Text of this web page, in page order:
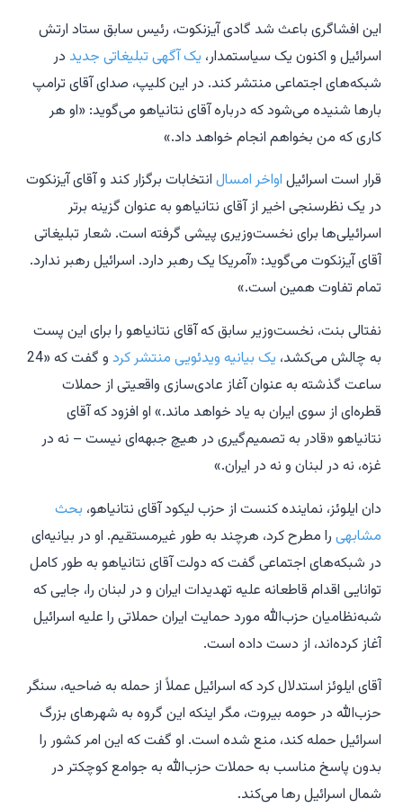
این افشاگری باعث شد گادی آیزنکوت، رئیس سابق ستاد ارتش
اسرائیل و اکنون یک سیاستمدار، یک آگهی تبلیغاتی جدید در
شبکه‌های اجتماعی منتشر کند. در این کلیپ، صدای آقای ترامپ
بارها شنیده می‌شود که درباره آقای نتانیاهو می‌گوید: «او هر
کاری که من بخواهم انجام خواهد داد.»
قرار است اسرائیل اواخر امسال انتخابات برگزار کند و آقای آیزنکوت
در یک نظرسنجی اخیر از آقای نتانیاهو به عنوان گزینه برتر
اسرائیلی‌ها برای نخست‌وزیری پیشی گرفته است. شعار تبلیغاتی
آقای آیزنکوت می‌گوید: «آمریکا یک رهبر دارد. اسرائیل رهبر ندارد.
تمام تفاوت همین است.»
نفتالی بنت، نخست‌وزیر سابق که آقای نتانیاهو را برای این پست
به چالش می‌کشد، یک بیانیه ویدئویی منتشر کرد
و گفت که «24
ساعت گذشته به عنوان آغاز عادی‌سازی واقعیتی از حملات
قطره‌ای از سوی ایران به یاد خواهد ماند.» او افزود که آقای
نتانیاهو «قادر به تصمیم‌گیری در هیچ جبهه‌ای نیست – نه در
غزه، نه در لبنان و نه در ایران.»
دان ایلوئز، نماینده کنست از حزب لیکود آقای نتانیاهو، بحث
مشابهی را مطرح کرد، هرچند به طور غیرمستقیم. او در بیانیه‌ای
در شبکه‌های اجتماعی گفت که دولت آقای نتانیاهو به طور کامل
توانایی اقدام قاطعانه علیه تهدیدات ایران و در لبنان را، جایی که
شبه‌نظامیان حزب‌الله مورد حمایت ایران حملاتی را علیه اسرائیل
آغاز کرده‌اند، از دست داده است.
آقای ایلوئز استدلال کرد که اسرائیل عملاً از حمله به ضاحیه، سنگر
حزب‌الله در حومه بیروت، مگر اینکه این گروه به شهرهای بزرگ
اسرائیل حمله کند، منع شده است. او گفت که این امر کشور را
بدون پاسخ مناسب به حملات حزب‌الله به جوامع کوچکتر در
شمال اسرائیل رها می‌کند.